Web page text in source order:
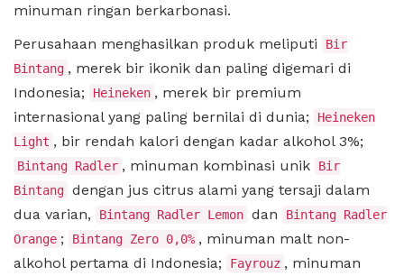
minuman ringan berkarbonasi.
Perusahaan menghasilkan produk meliputi
Bir
Bintang , merek bir ikonik dan paling digemari di
Indonesia;
Heineken , merek bir premium
internasional yang paling bernilai di dunia;
Heineken
Light , bir rendah kalori dengan kadar alkohol 3%;
Bintang Radler , minuman kombinasi unik
Bir
Bintang dengan jus citrus alami yang tersaji dalam
dua varian,
Bintang Radler Lemon dan
Bintang Radler
Orange ; Bintang Zero 0,0% , minuman malt non-
alkohol pertama di Indonesia;
Fayrouz , minuman